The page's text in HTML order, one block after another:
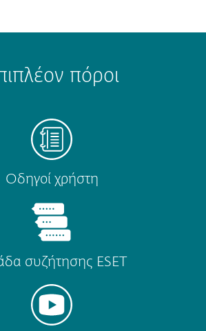
πόροι
Οδηγοί χρήστη
συζήτησης ESET